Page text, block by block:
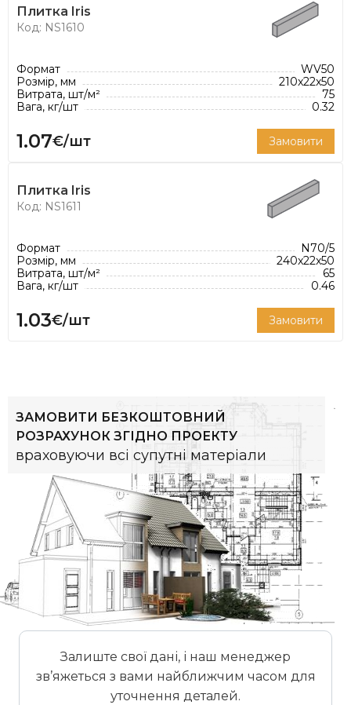
Плитка Iris
Код: NS1610
Формат
WV50
Розмір, мм
210x22x50
Витрата, шт/м²
75
Вага, кг/шт
0.32
1.07€/шт Замовити
Плитка Iris
Код: NS1611
Формат
N70/5
Розмір, мм
240x22x50
Витрата, шт/м²
65
Вага, кг/шт
0.46
1.03€/шт Замовити
ЗАМОВИТИ БЕЗКОШТОВНИЙ
РОЗРАХУНОК ЗГІДНО ПРОЕКТУ
враховуючи всі супутні матеріали
Залиште свої дані, і наш менеджер
зв’яжеться з вами найближчим часом для
уточнення деталей.